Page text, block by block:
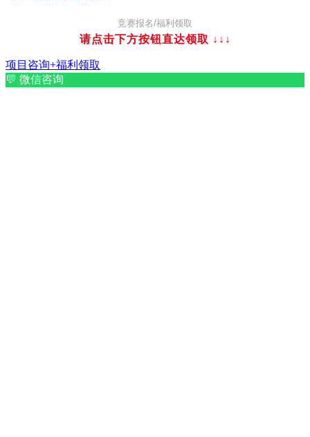
竞赛报名/福利领取
请点击下方按钮直达领取 ↓↓↓
项目咨询+福利领取
💬 微信咨询